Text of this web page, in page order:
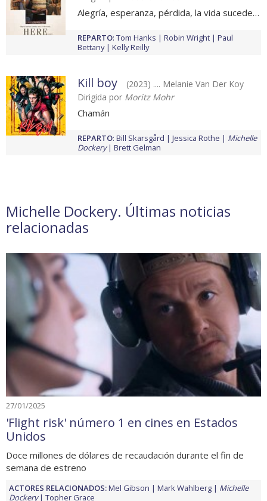
Alegría, esperanza, pérdida, la vida sucede…
REPARTO: Tom Hanks Robin Wright
Paul
Bettany
Kelly Reilly
Kill boy
(2023) .... Melanie Van Der Koy
Dirigida por Moritz Mohr
Chamán
REPARTO: Bill Skarsgård Jessica Rothe
Michelle
Dockery
Brett Gelman
Michelle Dockery. Últimas noticias
relacionadas
27/01/2025
'Flight risk' número 1 en cines en Estados
Unidos
Doce millones de dólares de recaudación durante el fin de
semana de estreno
ACTORES RELACIONADOS:Mel Gibson Mark Wahlberg
Michelle
Dockery
Topher Grace